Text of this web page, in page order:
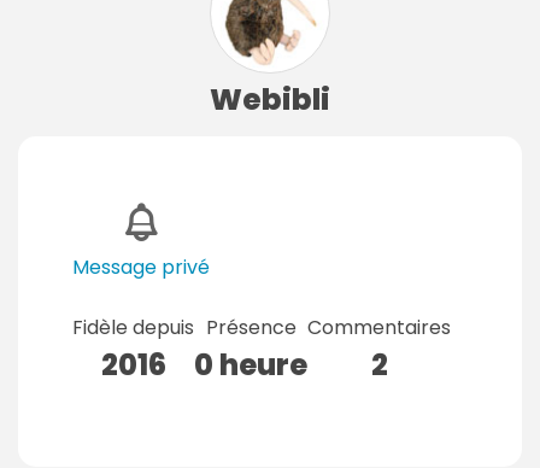
Webibli
Message privé
Fidèle depuis
2016
Présence
0 heure
Commentaires
2